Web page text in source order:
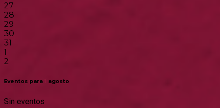
27
28
29
30
31
1
2
Eventos para agosto
Sin eventos